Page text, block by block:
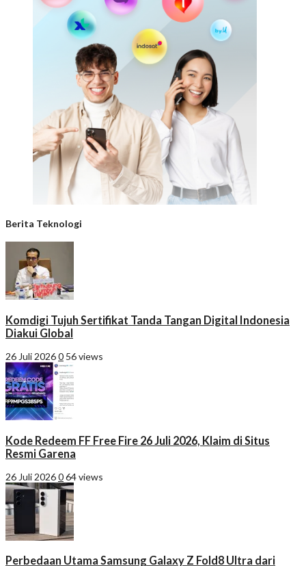
Berita Teknologi
Komdigi Tujuh Sertifikat Tanda Tangan Digital Indonesia
Diakui Global
26 Juli 20260 56 views
Kode Redeem FF Free Fire 26 Juli 2026, Klaim di Situs
Resmi Garena
26 Juli 2026064 views
Perbedaan Utama Samsung Galaxy Z Fold8 Ultra dari